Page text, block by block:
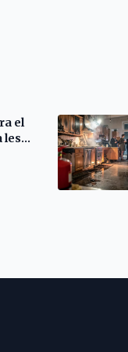
el
les